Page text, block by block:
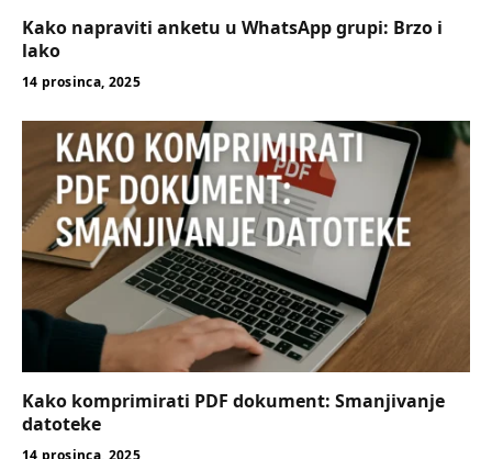
Kako napraviti anketu u WhatsApp grupi: Brzo i
lako
14 prosinca, 2025
Kako komprimirati PDF dokument: Smanjivanje
datoteke